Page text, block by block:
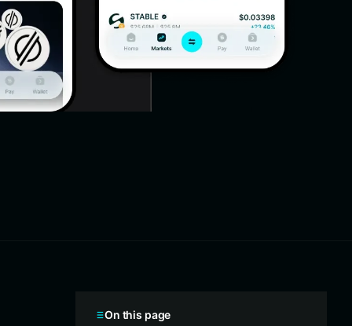
On this page